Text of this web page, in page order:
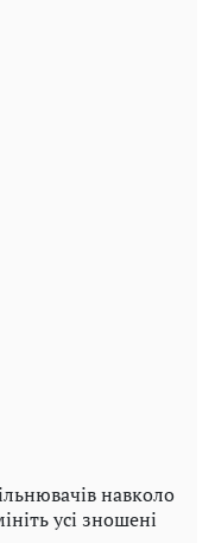
навколо
усі зношені